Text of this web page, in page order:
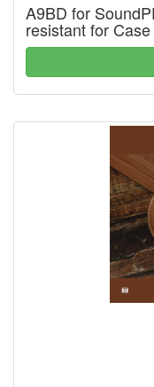
A9BD for
resistant for